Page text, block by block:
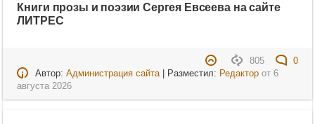
Книги прозы и поэзии Сергея Евсеева на сайте
ЛИТРЕС
805
0
Автор: Администрация сайта| Разместил: Редакторот 6
августа 2026